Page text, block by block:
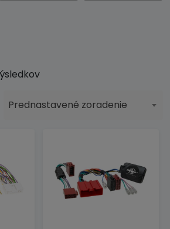
Prednastavené zoradenie